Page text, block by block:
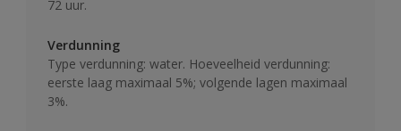
72 uur.
Verdunning
Type verdunning: water. Hoeveelheid verdunning:
eerste laag maximaal 5%; volgende lagen maximaal
3%.